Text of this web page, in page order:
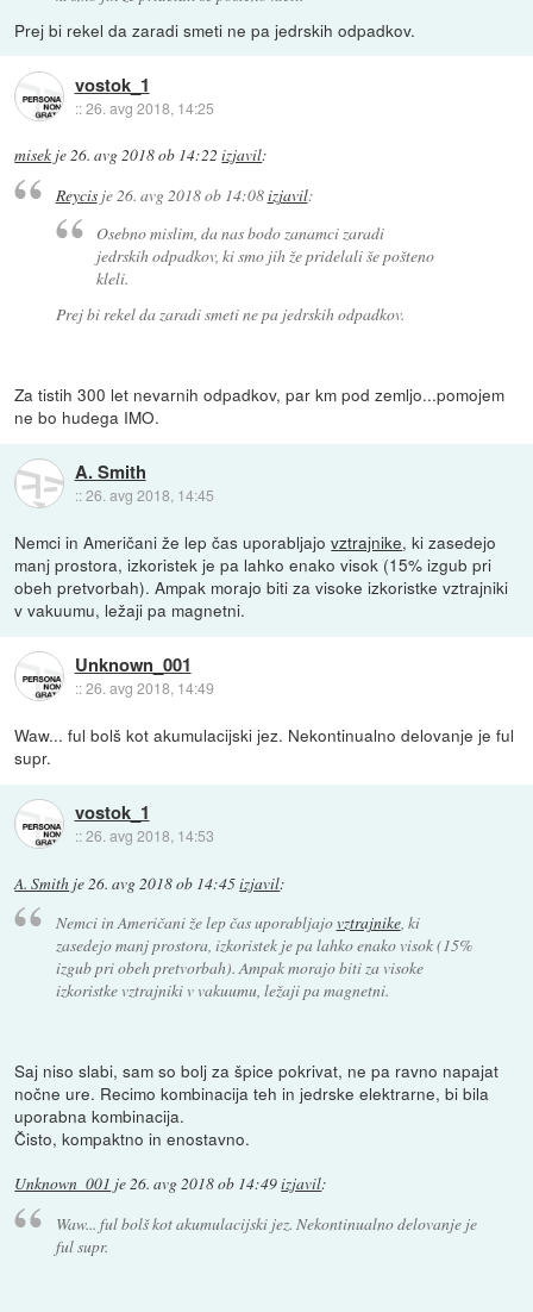
Prej bi rekel da zaradi smeti ne pa jedrskih odpadkov.
vostok_1
::26. avg 2018, 14:25
misek je26. avg 2018 ob 14:22 izjavil:
Reycisje 26. avg 2018 ob 14:08izjavil:
Osebno mislim, da nas bodo zanamci zaradi
jedrskih odpadkov, ki smo jih že pridelali še pošteno
kleli.
Prej bi rekel da zaradi smeti ne pa jedrskih odpadkov.
Za tistih 300 let nevarnih odpadkov, par km pod zemljo...pomojem
ne bo hudega IMO.
A. Smith
::26. avg 2018, 14:45
Nemci in Američani že lep čas uporabljajovztrajnike, ki zasedejo
manj prostora, izkoristek je pa lahko enako visok (15% izgub pri
obeh pretvorbah). Ampak morajo biti za visoke izkoristke vztrajniki
v vakuumu, ležaji pa magnetni.
Unknown_001
::26. avg 2018, 14:49
Waw... ful bolš kot akumulacijski jez. Nekontinualno delovanje je ful
supr.
vostok_1
::26. avg 2018, 14:53
A. Smith je 26. avg 2018 ob 14:45izjavil:
Nemci in Američani že lep čas uporabljajovztrajnike, ki
zasedejo manj prostora, izkoristek je pa lahko enako visok (15%
izgub pri obeh pretvorbah). Ampak morajo biti za visoke
izkoristke vztrajniki v vakuumu, ležaji pa magnetni.
Saj niso slabi, sam so bolj za špice pokrivat, ne pa ravno napajat
nočne ure. Recimo kombinacija teh in jedrske elektrarne, bi bila
uporabna kombinacija.
Čisto, kompaktno in enostavno.
Unknown_001 je26. avg 2018 ob 14:49izjavil:
Waw... ful bolš kot akumulacijski jez. Nekontinualno delovanje je
ful supr.